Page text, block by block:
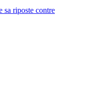
sa riposte contre